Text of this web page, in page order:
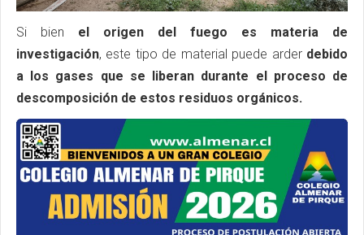
Si bien el origen del fuego es materia de
investigación, este tipo de material puede arder debido
a los gases que se liberan durante el proceso de
descomposición de estos residuos orgánicos.